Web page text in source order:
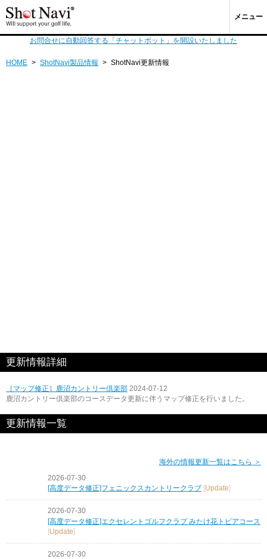
メニュー
お問合せに自動回答する「チャットボット」を開設いたしました
HOME > ShotNavi製品情報 > ShotNavi更新情報
更新情報詳細
［マップ修正］鹿沼カントリー倶楽部 2024-07-12
鹿沼カントリー倶楽部のコースデータ更新に伴うマップ修正を行いました。
更新情報一覧
海外の情報更新一覧はこちら ＞
2026-07-30
[高度データ修正]フェニックスカントリークラブ
Update
2026-07-30
[高度データ修正]エクセレントゴルフクラブ みたけ花トピアコース
[Update]
2026-07-30